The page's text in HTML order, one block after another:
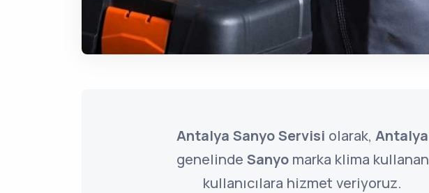
Antalya Sanyo Servisi olarak,Antalya
genelinde Sanyomarka klima kullanan
kullanıcılara hizmet veriyoruz.